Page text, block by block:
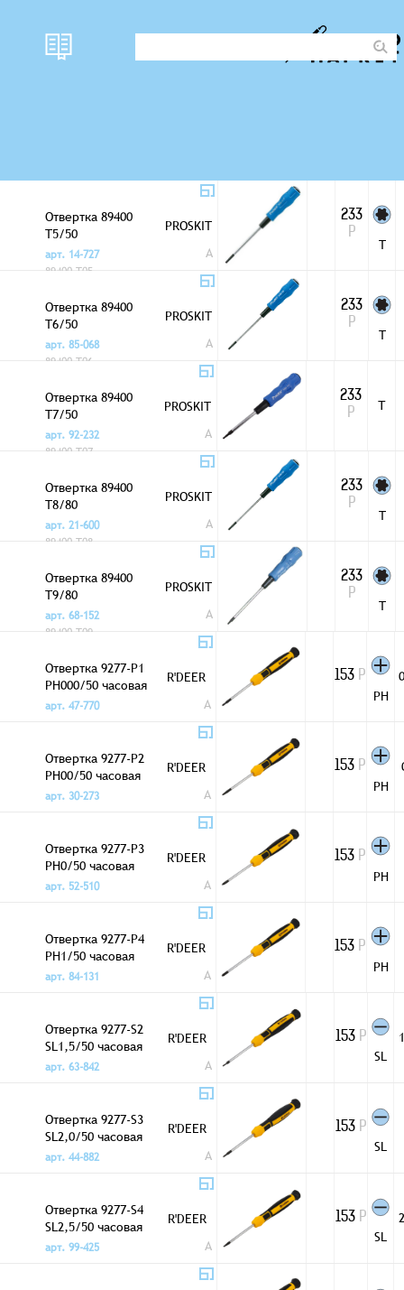
89400-T15
Отвертка 89400
T5/50
PROSKIT
арт. 14-727
89400-T05
A
233
Р
T
Отвертка 89400
T6/50
PROSKIT
арт. 85-068
89400-T06
A
233
Р
T
Отвертка 89400
T7/50
PROSKIT
арт. 92-232
89400-T07
A
233
Р
Т
Отвертка 89400
T8/80
PROSKIT
арт. 21-600
89400-T08
A
233
Р
T
Отвертка 89400
T9/80
PROSKIT
арт. 68-152
89400-T09
A
233
Р
T
Отвертка 9277-P1
PH000/50 часовая
R'DEER
арт. 47-770
A
153 Р
PH
Отвертка 9277-P2
PH00/50 часовая
R'DEER
арт. 30-273
A
153 Р
PH
Отвертка 9277-P3
PH0/50 часовая
R'DEER
арт. 52-510
A
153 Р
PH
Отвертка 9277-P4
PH1/50 часовая
R'DEER
арт. 84-131
A
153 Р
PH
Отвертка 9277-S2
SL1,5/50 часовая
R'DEER
арт. 63-842
A
153 Р
SL
Отвертка 9277-S3
SL2,0/50 часовая
R'DEER
арт. 44-882
A
153 Р
SL
Отвертка 9277-S4
SL2,5/50 часовая
R'DEER
арт. 99-425
A
153 Р
SL